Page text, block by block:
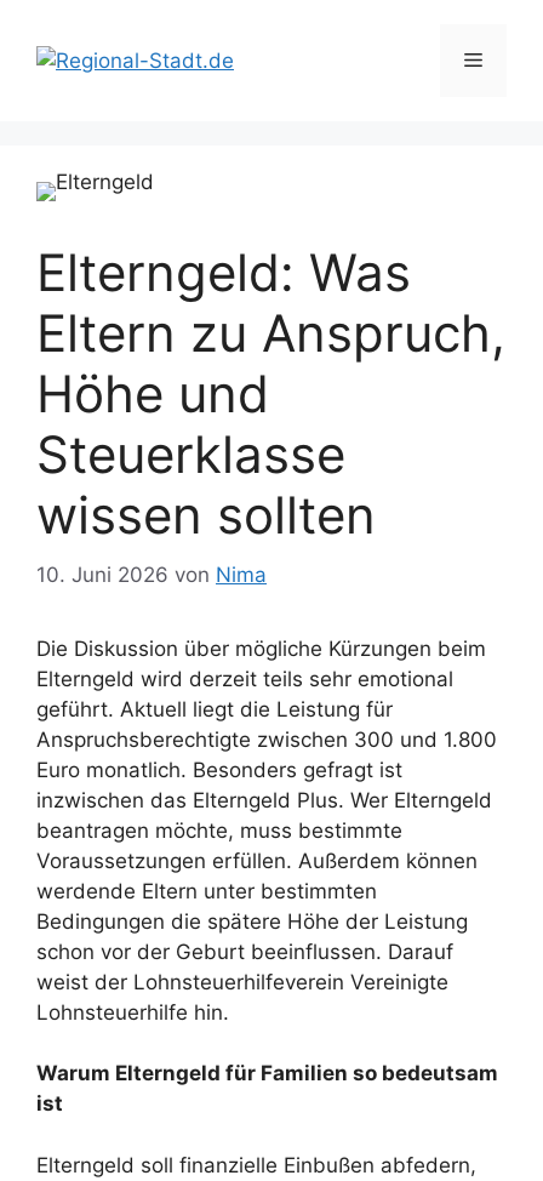
Inhalt
springen
Menü
Elterngeld: Was
Eltern zu Anspruch,
Höhe und
Steuerklasse
wissen sollten
10. Juni 2026 von Nima
Die Diskussion über mögliche Kürzungen beim
Elterngeld wird derzeit teils sehr emotional
geführt. Aktuell liegt die Leistung für
Anspruchsberechtigte zwischen 300 und 1.800
Euro monatlich. Besonders gefragt ist
inzwischen das Elterngeld Plus. Wer Elterngeld
beantragen möchte, muss bestimmte
Voraussetzungen erfüllen. Außerdem können
werdende Eltern unter bestimmten
Bedingungen die spätere Höhe der Leistung
schon vor der Geburt beeinflussen. Darauf
weist der Lohnsteuerhilfeverein Vereinigte
Lohnsteuerhilfe hin.
Warum Elterngeld für Familien so bedeutsam
ist
Elterngeld soll finanzielle Einbußen abfedern,